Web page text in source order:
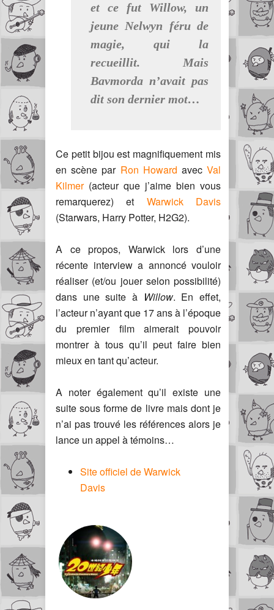
et ce fut Willow, un
jeune Nelwyn féru de
magie, qui la
recueillit. Mais
Bavmorda n’avait pas
dit son dernier mot…
Ce petit bijou est magnifiquement mis
en scène par Ron Howard avecVal
Kilmer(acteur que j’aime bien vous
remarquerez) et Warwick Davis
(Starwars, Harry Potter, H2G2).
A ce propos, Warwick lors d’une
récente interview a annoncé vouloir
réaliser (et/ou jouer selon possibilité)
dans une suite à Willow. En effet,
l’acteur n’ayant que 17 ans à l’époque
du premier film aimerait pouvoir
montrer à tous qu’il peut faire bien
mieux en tant qu’acteur.
A noter également qu’il existe une
suite sous forme de livre mais dont je
n’ai pas trouvé les références alors je
lance un appel à témoins…
Site officiel de Warwick
Davis